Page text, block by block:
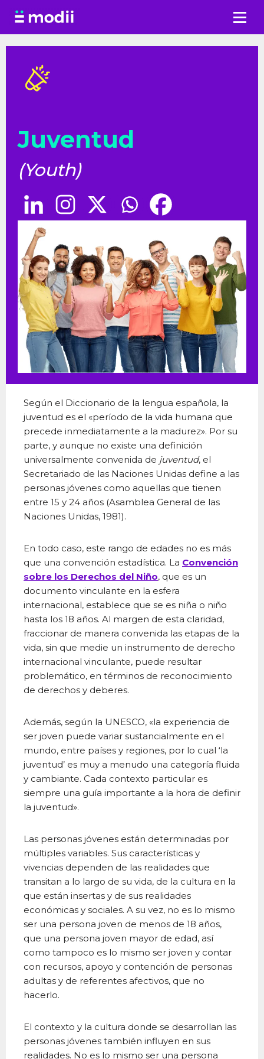
Saltar
al
Juventud
(Youth)
Según el Diccionario de la lengua española, la
juventud es el «período de la vida humana que
precede inmediatamente a la madurez». Por su
parte, y aunque no existe una definición
universalmente convenida de juventud, el
Secretariado de las Naciones Unidas define a las
personas jóvenes como aquellas que tienen
entre 15 y 24 años (Asamblea General de las
Naciones Unidas, 1981).
En todo caso, este rango de edades no es más
que una convención estadística. La Convención
sobre los Derechos del Niño, que es un
documento vinculante en la esfera
internacional, establece que se es niña o niño
hasta los 18 años. Al margen de esta claridad,
fraccionar de manera convenida las etapas de la
vida, sin que medie un instrumento de derecho
internacional vinculante, puede resultar
problemático, en términos de reconocimiento
de derechos y deberes.
Además, según la UNESCO, «la experiencia de
ser joven puede variar sustancialmente en el
mundo, entre países y regiones, por lo cual ‘la
juventud’ es muy a menudo una categoría fluida
y cambiante. Cada contexto particular es
siempre una guía importante a la hora de definir
la juventud».
Las personas jóvenes están determinadas por
múltiples variables. Sus características y
vivencias dependen de las realidades que
transitan a lo largo de su vida, de la cultura en la
que están insertas y de sus realidades
económicas y sociales. A su vez, no es lo mismo
ser una persona joven de menos de 18 años,
que una persona joven mayor de edad, así
como tampoco es lo mismo ser joven y contar
con recursos, apoyo y contención de personas
adultas y de referentes afectivos, que no
hacerlo.
El contexto y la cultura donde se desarrollan las
personas jóvenes también influyen en sus
realidades. No es lo mismo ser una persona